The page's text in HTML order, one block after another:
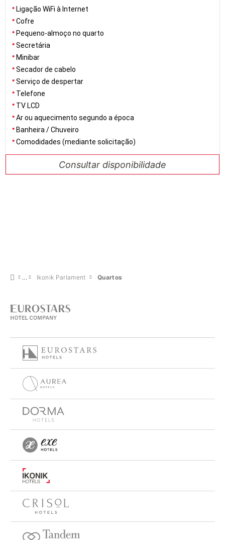
Ligação WiFi à Internet
Cofre
Pequeno-almoço no quarto
Secretária
Minibar
Secador de cabelo
Serviço de despertar
Telefone
TV LCD
Ar ou aquecimento segundo a época
Banheira / Chuveiro
Comodidades (mediante solicitação)
Consultar disponibilidade
Ikonik Parlament Quartos